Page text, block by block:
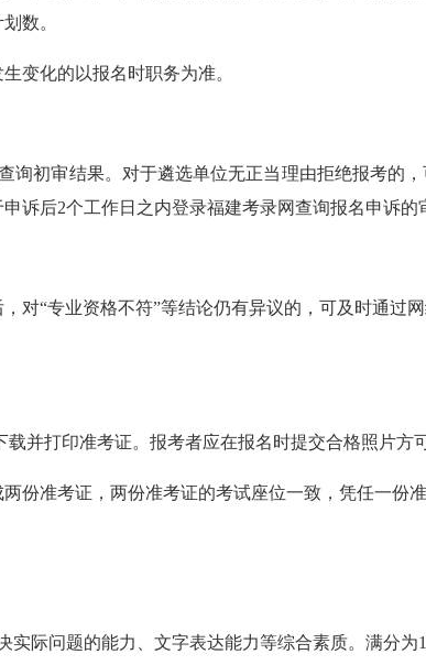
数。
变化的以报名时职务为准。
初审结果。对于遴选单位无正当理由拒绝报考的
申诉后2个工作日之内登录福建考录网查询报名申诉
“专业资格不符”等结论仍有异议的，可及时通过
并打印准考证。报考者应在报名时提交合格照片方
准考证，两份准考证的考试座位一致，凭任一份
际问题的能力、文字表达能力等综合素质。满分为